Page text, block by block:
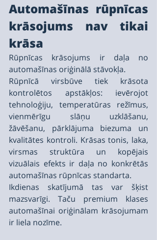
Automašīnas rūpnīcas
krāsojums nav tikai
krāsa
Rūpnīcas krāsojums ir daļa no
automašīnas oriģinālā stāvokļa.
Rūpnīcā virsbūve tiek krāsota
kontrolētos apstākļos: ievērojot
tehnoloģiju, temperatūras režīmus,
vienmērīgu slāņu uzklāšanu,
žāvēšanu, pārklājuma biezuma un
kvalitātes kontroli. Krāsas tonis, laka,
virsmas struktūra un kopējais
vizuālais efekts ir daļa no konkrētās
automašīnas rūpnīcas standarta.
Ikdienas skatījumā tas var šķist
mazsvarīgi. Taču premium klases
automašīnai oriģinālam krāsojumam
ir liela nozīme.